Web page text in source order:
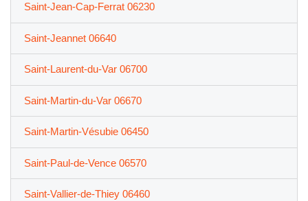
Saint-Jean-Cap-Ferrat 06230
Saint-Jeannet 06640
Saint-Laurent-du-Var 06700
Saint-Martin-du-Var 06670
Saint-Martin-Vésubie 06450
Saint-Paul-de-Vence 06570
Saint-Vallier-de-Thiey 06460